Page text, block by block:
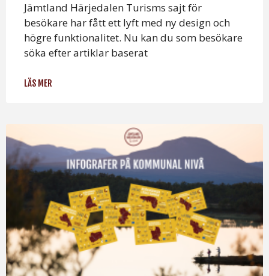
Jämtland Härjedalen Turisms sajt för
besökare har fått ett lyft med ny design och
högre funktionalitet. Nu kan du som besökare
söka efter artiklar baserat
LÄS MER